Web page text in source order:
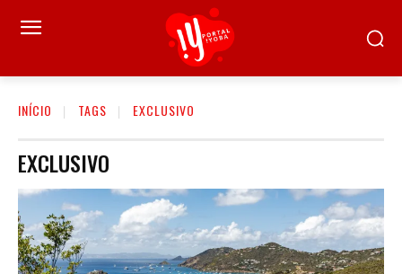
INÍCIO TAGS EXCLUSIVO
EXCLUSIVO